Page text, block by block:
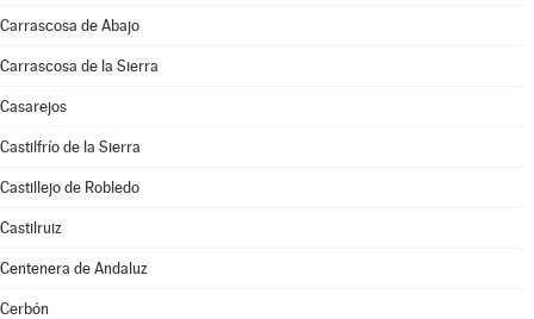
Carrascosa de Abajo
Carrascosa de la Sierra
Casarejos
Castilfrío de la Sierra
Castillejo de Robledo
Castilruiz
Centenera de Andaluz
Cerbón